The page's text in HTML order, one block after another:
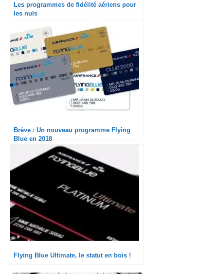
Les programmes de fidélité aériens pour
les nuls
Brève : Un nouveau programme Flying
Blue en 2018
Flying Blue Ultimate, le statut en bois !